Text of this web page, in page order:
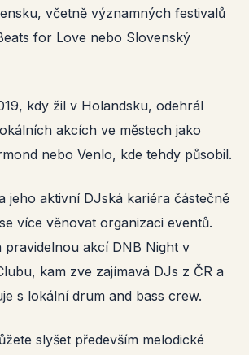
včetně významných festivalů
for Love nebo Slovenský
kdy žil v Holandsku, odehrál
akcích ve městech jako
nebo Venlo, kde tehdy působil.
jeho aktivní DJská kariéra částečně
více věnovat organizaci eventů.
pravidelnou akcí DNB Night v
kam zve zajímavá DJs z ČR a
s lokální drum and bass crew.
slyšet především melodické